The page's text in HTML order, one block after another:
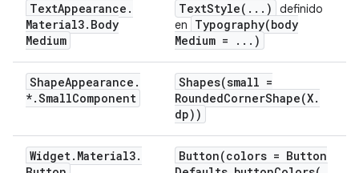
TextAppearance .
Material3. Body
Medium
TextStyle( . . . )
definido
en
Typography(body
Medium =
. . . )
ShapeAppearance .
*.SmallComponent
Shapes(small =
RoundedCornerShape(X.
dp))
Widget. Material3.
Button(colors = Button